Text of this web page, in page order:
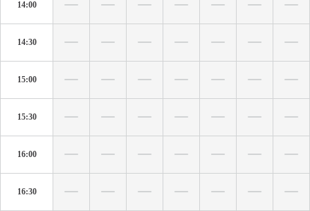
14:00
14:30
15:00
15:30
16:00
16:30